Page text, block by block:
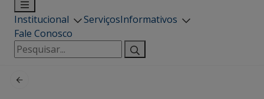
Institucional ServiçosInformativos
Fale Conosco
Pesquisar
por: